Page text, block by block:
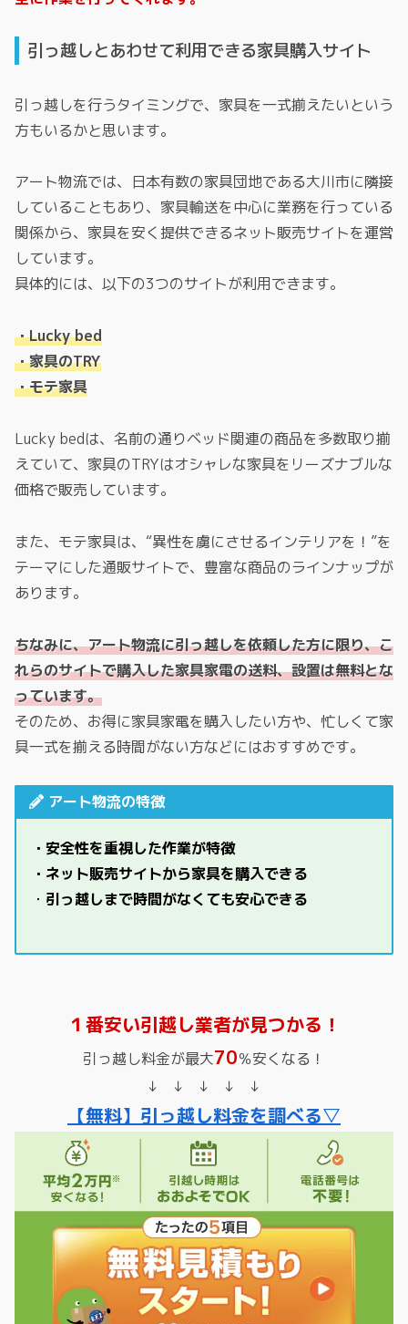
引っ越しとあわせて利用できる家具購入サイト
引っ越しを行うタイミングで、家具を一式揃えたいという
方もいるかと思います。
アート物流では、日本有数の家具団地である大川市に隣接
していることもあり、家具輸送を中心に業務を行っている
関係から、家具を安く提供できるネット販売サイトを運営
しています。
具体的には、以下の3つのサイトが利用できます。
・Lucky bed
・家具のTRY
・モテ家具
Lucky bedは、名前の通りベッド関連の商品を多数取り揃
えていて、家具のTRYはオシャレな家具をリーズナブルな
価格で販売しています。
また、モテ家具は、“異性を虜にさせるインテリアを！”を
テーマにした通販サイトで、豊富な商品のラインナップが
あります。
ちなみに、アート物流に引っ越しを依頼した方に限り、こ
れらのサイトで購入した家具家電の送料、設置は無料とな
っています。
そのため、お得に家具家電を購入したい方や、忙しくて家
具一式を揃える時間がない方などにはおすすめです。
アート物流の特徴
・安全性を重視した作業が特徴
・ネット販売サイトから家具を購入できる
・ 引っ越しまで時間がなくても安心できる
１番安い引越し業者が見つかる！
引っ越し料金が最大70％安くなる！
↓ ↓ ↓ ↓ ↓
【無料】引っ越し料金を調べる▽